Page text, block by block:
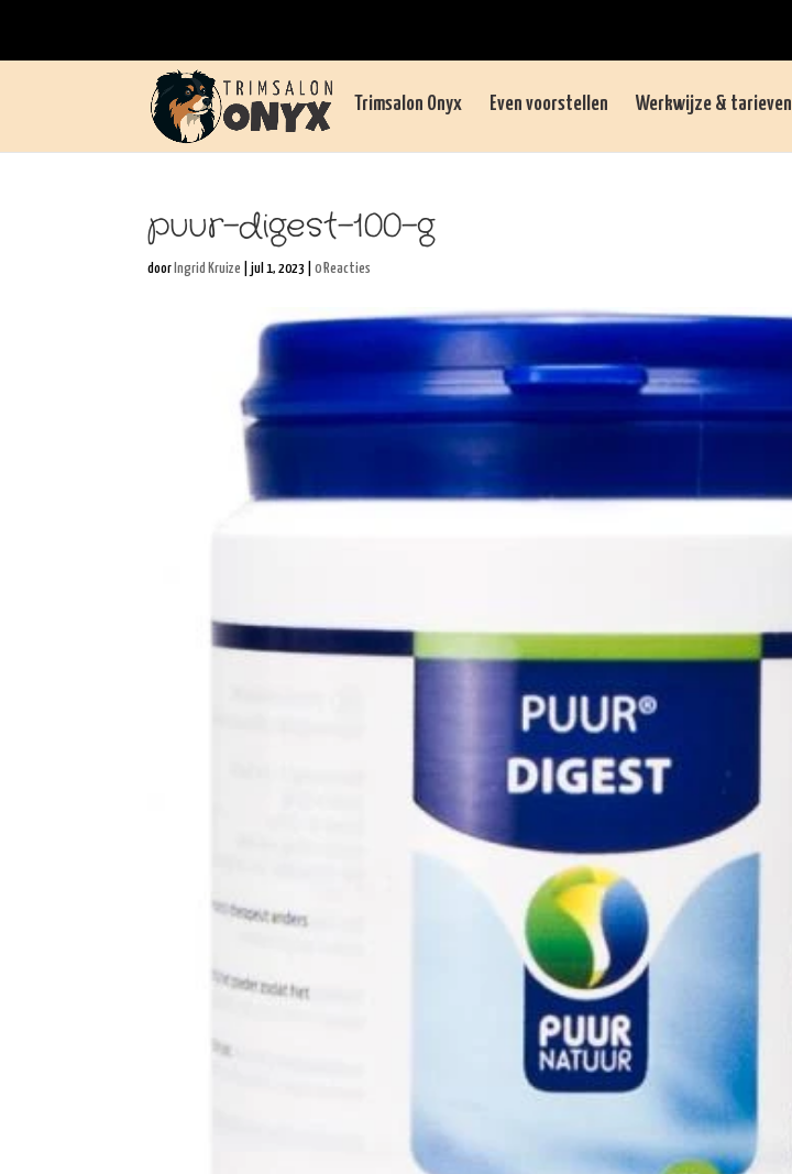
Trimsalon Onyx Even voorstellen Werkwijze & tarieven
puur-digest-100-g
door Ingrid Kruize |jul 1, 2023 |0 Reacties